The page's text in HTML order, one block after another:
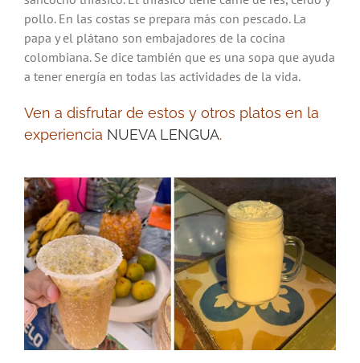
pollo. En las costas se prepara más con pescado. La
papa y el plátano son embajadores de la cocina
colombiana. Se dice también que es una sopa que ayuda
a tener energía en todas las actividades de la vida.
Ven a disfrutar de estos y otros platos en la
experiencia NUEVA LENGUA.